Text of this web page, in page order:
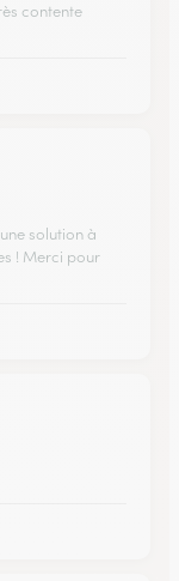
contente
solution à
! Merci pour